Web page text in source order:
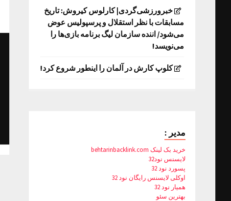
خبرورزشی‌گردی| کارلوس کیروش: تاریخ
مسابقات با نظر استقلال و پرسپولیس عوض
می‌شود/ اننده سازمان لیگ برنامه بازی‌ها را
می‌نویسد!
کلوپ کارش در آلمان را اینطور شروع کرد!
مدیر :
خرید بک لینک behtarinbacklink.com
لایسنس نود32
پسورد نود 32
اوکلی لایسنس رایگان نود 32
همیار نود 32
بهترین سئو